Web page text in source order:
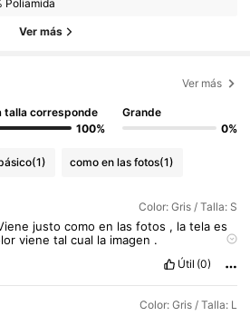
Poliamida
Ver más
Ver más
talla corresponde
100%
Grande
0%
(1) como en las fotos(1)
Color: Gris / Talla: S
justo como en las fotos , la tela es
vienetalcual la imagen .
Útil (0)
Color: Gris / Talla: L